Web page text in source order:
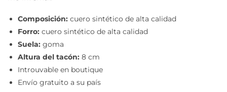
Composición: cuero sintético de alta calidad
Forro: cuero sintético de alta calidad
Suela: goma
Altura del tacón: 8 cm
Introuvable en boutique
Envío gratuito a su país